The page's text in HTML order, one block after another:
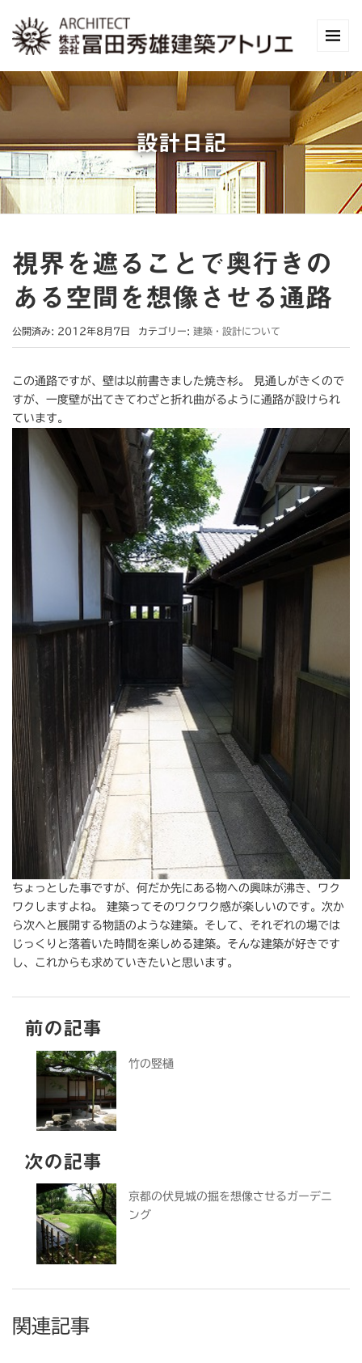
設計日記
視界を遮ることで奥行きの
ある空間を想像させる通路
公開済み: 2012年8月7日 カテゴリー: 建築・設計について
この通路ですが、壁は以前書きました焼き杉。 見通しがきくので
すが、一度壁が出てきてわざと折れ曲がるように通路が設けられ
ています。
ちょっとした事ですが、何だか先にある物への興味が沸き、ワク
ワクしますよね。 建築ってそのワクワク感が楽しいのです。次か
ら次へと展開する物語のような建築。そして、それぞれの場では
じっくりと落着いた時間を楽しめる建築。そんな建築が好きです
し、これからも求めていきたいと思います。
前の記事
竹の竪樋
次の記事
京都の伏見城の掘を想像させるガーデニ
ング
関連記事